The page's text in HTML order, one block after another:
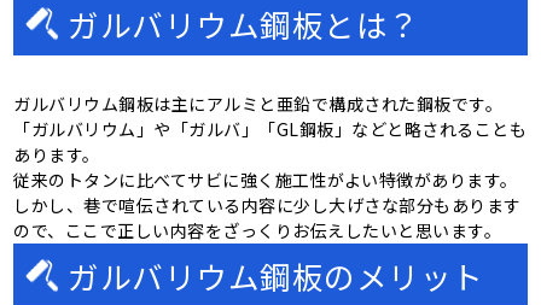
ガルバリウム鋼板とは？
ガルバリウム鋼板は主にアルミと亜鉛で構成された鋼板です。
「ガルバリウム」や「ガルバ」「GL鋼板」などと略されることも
あります。
従来のトタンに比べてサビに強く施工性がよい特徴があります。
しかし、巷で喧伝されている内容に少し大げさな部分もあります
ので、ここで正しい内容をざっくりお伝えしたいと思います。
ガルバリウム鋼板のメリット